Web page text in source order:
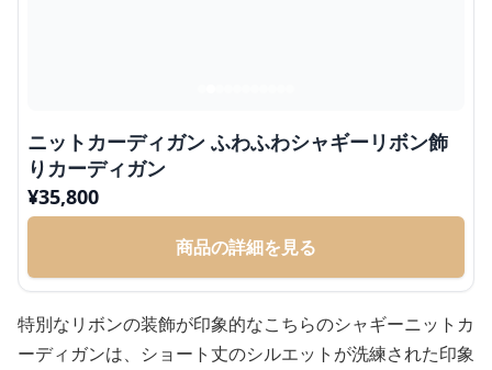
ニットカーディガン ふわふわシャギーリボン飾
りカーディガン
¥35,800
商品の詳細を見る
特別なリボンの装飾が印象的なこちらのシャギーニットカ
ーディガンは、ショート丈のシルエットが洗練された印象